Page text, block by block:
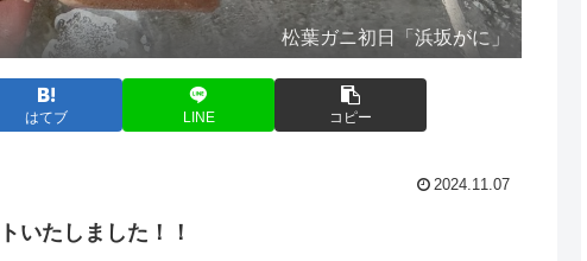
松葉ガニ初日「浜坂がに」
はてブ LINE コピー
2024.11.07
いたしました！！